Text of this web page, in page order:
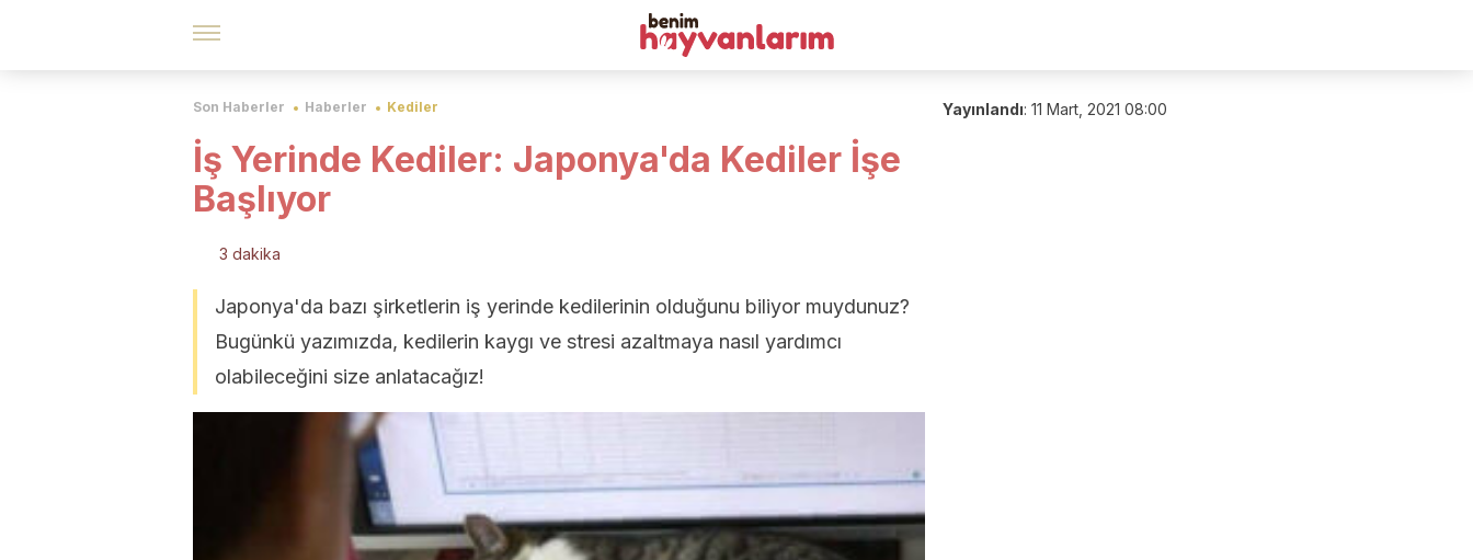
Son Haberler Haberler Kediler
İş Yerinde Kediler: Japonya'da Kediler İşe
Başlıyor
3 dakika
Japonya'da bazı şirketlerin iş yerinde kedilerinin olduğunu biliyor muydunuz?
Bugünkü yazımızda, kedilerin kaygı ve stresi azaltmaya nasıl yardımcı
olabileceğini size anlatacağız!
Yayınlandı: 11 Mart, 2021 08:00